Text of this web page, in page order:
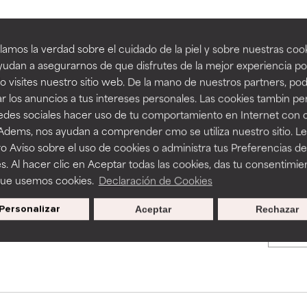
la verdad sobre el cuidado de la piel y sobre nuestras
a asegurarnos de que disfrutes de la mejor experiencia
visites nuestro sitio web. De la mano de nuestros partners,
los anuncios a tus intereses personales. Las cookies tambin
sociales hacer uso de tu comportamiento en Internet con
nos ayudan a comprender cmo se utiliza nuestro sitio.
Aviso sobre el uso de cookies o administra tus Preferencias de
Al hacer clic en Aceptar todas las cookies, das tu
usemos cookies. Declaración de Cookies
Personalizar Rechazar
Aceptar
BACK TO SEARCH
to assess ingredients in this dictionary. Regulations
tan beneficiosos como los de la categoría excelente, suelen ser
la estabilidad o la absorción de una fórmula.
ciertas limitaciones en cuanto a su apariencia, estabilidad o
básicos o que no cuentan con suficiente respaldo científico.
algunos beneficios se recomienda evitarlo por su
provocar efectos adversos como irritación, inflamación o
tan beneficiosos como los de la categoría excelente, suelen ser
la estabilidad o la absorción de una fórmula.
ciertas limitaciones en cuanto a su apariencia, estabilidad o
básicos o que no cuentan con suficiente respaldo científico.
algunos beneficios se recomienda evitarlo por su
provocar efectos adversos como irritación, inflamación o
Promociones exclusivas al